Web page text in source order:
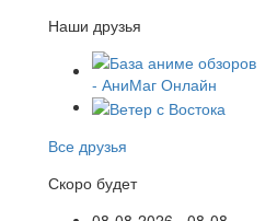
Наши друзья
Все друзья
Скоро будет